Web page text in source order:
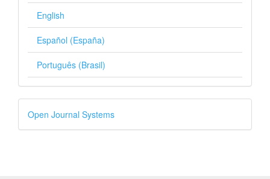
English
Español (España)
Português (Brasil)
Desenvolvido
por
Open Journal Systems